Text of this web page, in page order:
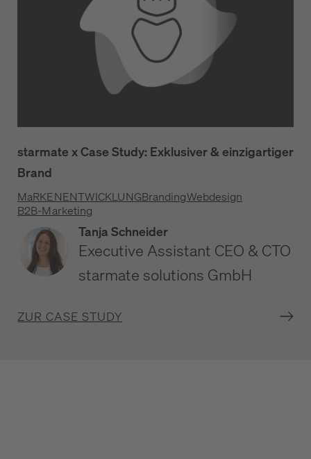
starmate x Case Study: Exklusiver & einzigartiger
Brand
MaRKENENTWICKLUNGBrandingWebdesign
B2B-Marketing
Tanja Schneider
Executive Assistant CEO & CTO
starmate solutions GmbH
ZUR CASE STUDY